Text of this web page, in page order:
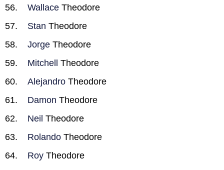
Wallace Theodore
Stan Theodore
Jorge Theodore
Mitchell
Theodore
Alejandro Theodore
Damon Theodore
Neil Theodore
Rolando Theodore
Roy Theodore